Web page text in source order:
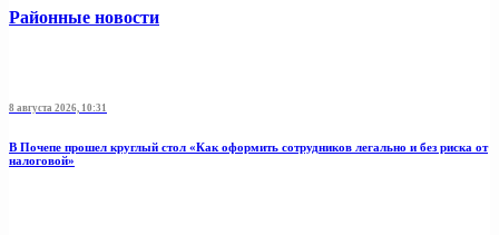
Районные новости
8 августа 2026, 10:31
В Почепе прошел круглый стол «Как оформить сотрудников легально и без риска от
налоговой»